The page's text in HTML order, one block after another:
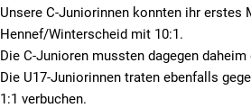
Unsere C-Juniorinnen konnten ihr
Hennef/Winterscheid mit 10:1.
Die C-Junioren mussten dagegen
Die U17-Juniorinnen traten ebenfalls
1:1 verbuchen.
codebites